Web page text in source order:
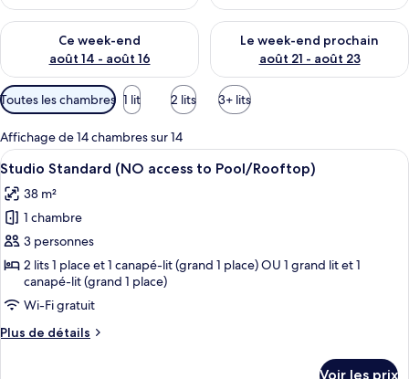
Ce week-end
août 14 - août 16
Vérifier la disponibilité pour ce week-end août 14 - août 16
Le week-end prochain
août 21 - août 23
Vérifier la disponibilité pour
Filtres
disponibles
pour
les
chambres
Toutes les chambres 1 lit 2 lits 3+ lits
Affichage de 14 chambres sur 14
Afficher
toutes
les
photos
pour
ce
type
de
chambre :
Un salon moderne comprenant un
8
Studio Standard (NO access to Pool/Rooftop)
38 m²
1 chambre
3 personnes
2 lits 1 place et 1 canapé-lit (grand 1 place) OU 1 grand lit et 1
canapé-lit (grand 1 place)
Wi-Fi gratuit
Plus de détails
Plus
Voir les prix